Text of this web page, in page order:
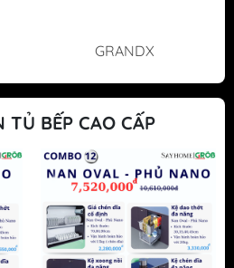
GRANDX
TỦ BẾP CAO CẤP